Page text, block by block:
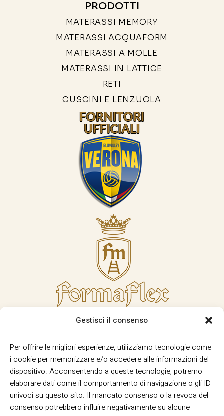
Gestisci il consenso
Per offrire le migliori esperienze, utilizziamo tecnologie come
i cookie per memorizzare e/o accedere alle informazioni del
dispositivo. Acconsentendo a queste tecnologie, potremo
elaborare dati come il comportamento di navigazione o gli ID
univoci su questo sito. Il mancato consenso o la revoca del
consenso potrebbero influire negativamente su alcune
PRODOTTI
MATERASSI MEMORY
MATERASSI ACQUAFORM
MATERASSI A MOLLE
MATERASSI IN LATTICE
RETI
CUSCINI E LENZUOLA